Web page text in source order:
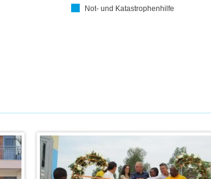
Not- und Katastrophenhilfe